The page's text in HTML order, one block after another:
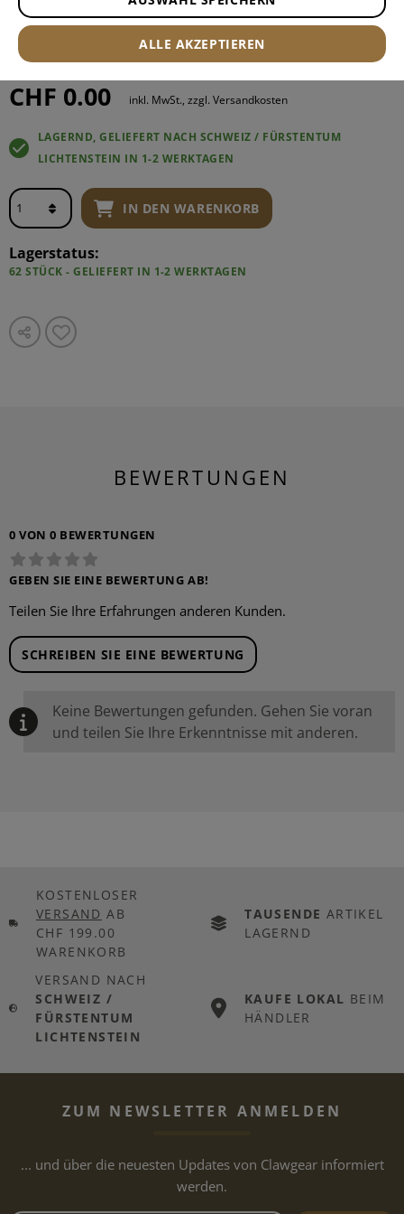
S
CHF 0.00 inkl. MwSt., zzgl. Versandkosten
LAGERND, GELIEFERT NACH SCHWEIZ / FÜRSTENTUM
LICHTENSTEIN IN 1-2 WERKTAGEN
IN DEN WARENKORB
Lagerstatus:
62 STÜCK - GELIEFERT IN 1-2 WERKTAGEN
BEWERTUNGEN
0 VON 0 BEWERTUNGEN
GEBEN SIE EINE BEWERTUNG AB!
Teilen Sie Ihre Erfahrungen anderen Kunden.
SCHREIBEN SIE EINE BEWERTUNG
Keine Bewertungen gefunden. Gehen Sie voran
und teilen Sie Ihre Erkenntnisse mit anderen.
KOSTENLOSER
VERSAND AB
CHF 199.00
WARENKORB
TAUSENDE ARTIKEL
LAGERND
VERSAND NACH
SCHWEIZ /
FÜRSTENTUM
LICHTENSTEIN
KAUFE LOKAL BEIM
HÄNDLER
ZUM NEWSLETTER ANMELDEN
... und über die neuesten Updates von Clawgear informiert
werden.
ALLE AKZEPTIEREN